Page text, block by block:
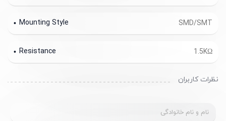
SMD/SMT
Mounting Style
1.5KΩ
Resistance
نظرات کاربران